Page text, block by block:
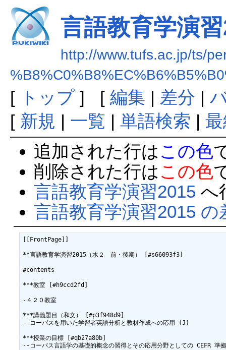
言語教育学演
http://www.tufs.ac.jp/ts/
[ トップ] [ 編集 | 差分 |
[ 新規 | 一覧 | 単語検索 |
追加された行は この色
削除された行は この色
言語教育学演習2015 へ
言語教育学演習2015 の
[[FrontPage]]
**言語教育学演習2015（水２　前・後期） [#s66093f3]
#contents
***教室 [#h9ccd2fd]
-４２０教室
***講義題目（和文） [#p3f948d9]
--コーパスを用いた学習者英語分析と教材作成への応用 (J)
***授業の目標 [#qb27a80b]
--コーパス言語学の基礎的概念の習得とその応用分野としての CEFR 準